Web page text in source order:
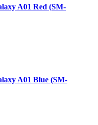
A01 Red (SM-
A01 Blue (SM-